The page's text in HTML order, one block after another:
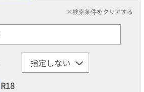
×検索条件をクリアする
R18